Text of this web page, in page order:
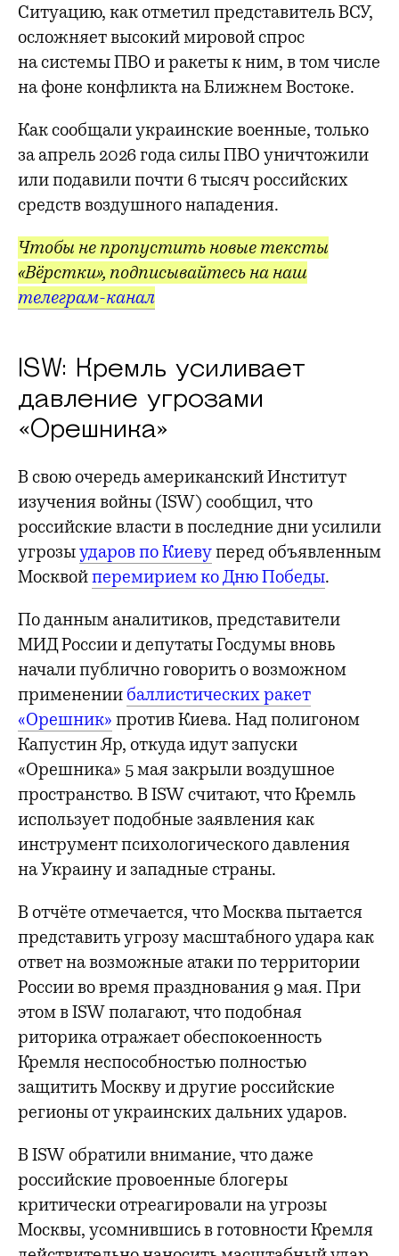
Ситуацию, как отметил представитель ВСУ,
осложняет высокий мировой спрос
на системы ПВО и ракеты к ним, в том числе
на фоне конфликта на Ближнем Востоке.
Как сообщали украинские военные, только
за апрель 2026 года силы ПВО уничтожили
или подавили почти 6 тысяч российских
средств воздушного нападения.
Чтобы не пропустить новые тексты
«Вёрстки», подписывайтесь на наш
телеграм-канал
ISW: Кремль усиливает
давление угрозами
«Орешника»
В свою очередь американский Институт
изучения войны (ISW) сообщил, что
российские власти в последние дни усилили
угрозыударов по Киевуперед объявленным
Москвойперемирием ко Дню Победы.
По данным аналитиков, представители
МИД России и депутаты Госдумы вновь
начали публично говорить о возможном
применении баллистических ракет
«Орешник» против Киева. Над полигоном
Капустин Яр, откуда идут запуски
«Орешника» 5 мая закрыли воздушное
пространство. В ISW считают, что Кремль
использует подобные заявления как
инструмент психологического давления
на Украину и западные страны.
В отчёте отмечается, что Москва пытается
представить угрозу масштабного удара как
ответ на возможные атаки по территории
России во время празднования 9 мая. При
этом в ISW полагают, что подобная
риторика отражает обеспокоенность
Кремля неспособностью полностью
защитить Москву и другие российские
регионы от украинских дальних ударов.
В ISW обратили внимание, что даже
российские провоенные блогеры
критически отреагировали на угрозы
Москвы, усомнившись в готовности Кремля